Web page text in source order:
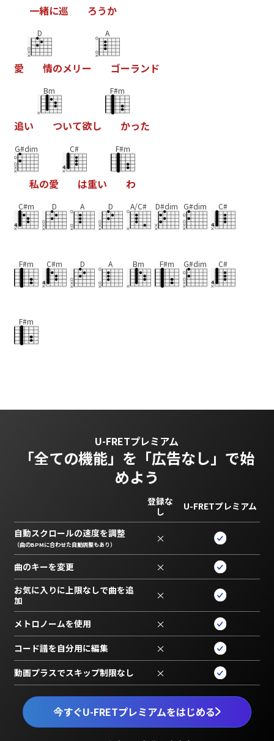
一緒に巡 ろうか
愛
D
情のメリー
A
ゴーラン ド
追い
Bm
ついて欲し
F#m
かった
G#dim
私の愛
C#
は重い
F#m
わ
C#m D A D A/C# D#dim G#dim C#
F#m C#m D A Bm F#m G#dim C#
F#m
U-FRETプレミアム
「全ての機能」を 「広告なし」で始
めよう
今すぐU-FRETプレミアムをはじめる
登録な
し
U-FRETプレミアム
自動スクロールの速度を調整
（曲のBPMに合わせた自動調整もあり） ×
曲のキーを変更 ×
お気に入りに上限なしで曲を追
加
×
メトロノームを使用 ×
コード譜を自分用に編集 ×
動画プラスでスキップ制限なし ×